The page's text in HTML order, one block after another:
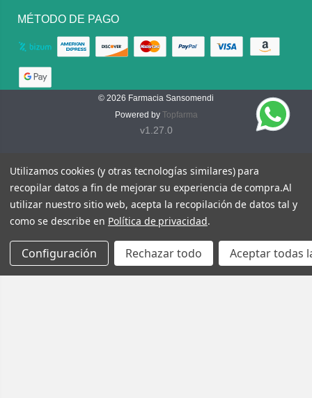
MÉTODO DE PAGO
© 2026 Farmacia Sansomendi
Powered by Topfarma
v1.27.0
Utilizamos cookies (y otras tecnologías similares) para
recopilar datos a fin de mejorar su experiencia de compra.Al
utilizar nuestro sitio web, acepta la recopilación de datos tal y
como se describe en Política de privacidad.
Configuración Rechazar todo Aceptar todas